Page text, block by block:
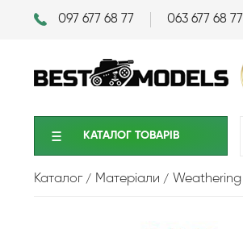
097 677 68 77 063 677 68 77
КАТАЛОГ ТОВАРIВ
Каталог Матеріали Weathering